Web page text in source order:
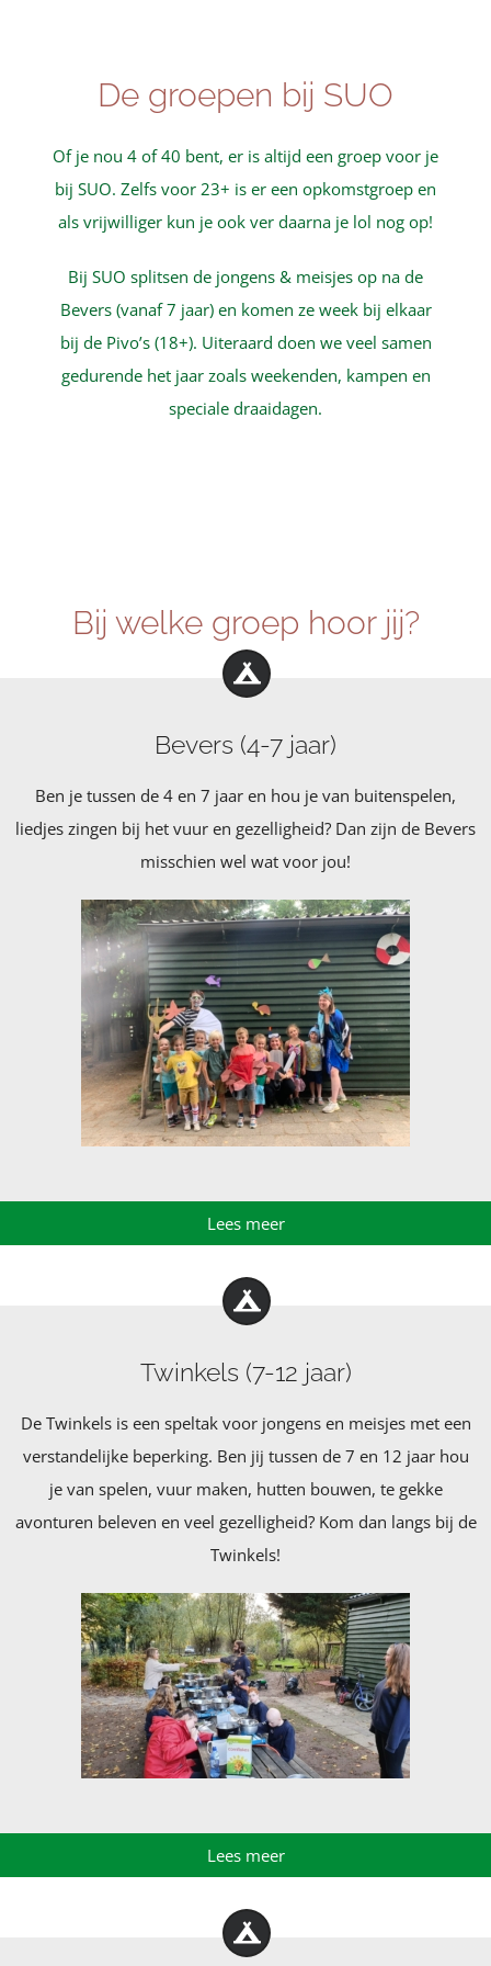
BestuurszakenDe groepen bij SUO
Of je nou 4 of 40 bent, er is altijd een groep voor je
bij SUO. Zelfs voor 23+ is er een opkomstgroep en
als vrijwilliger kun je ook ver daarna je lol nog op!
Bij SUO splitsen de jongens & meisjes op na de
Bevers (vanaf 7 jaar) en komen ze week bij elkaar
bij de Pivo’s (18+). Uiteraard doen we veel samen
gedurende het jaar zoals weekenden, kampen en
speciale draaidagen.
Bij welke groep hoor jij?
Bevers (4-7 jaar)
Ben je tussen de 4 en 7 jaar en hou je van buitenspelen,
liedjes zingen bij het vuur en gezelligheid? Dan zijn de Bevers
misschien wel wat voor jou!
Lees meer
Twinkels (7-12 jaar)
De Twinkels is een speltak voor jongens en meisjes met een
verstandelijke beperking. Ben jij tussen de 7 en 12 jaar hou
je van spelen, vuur maken, hutten bouwen, te gekke
avonturen beleven en veel gezelligheid? Kom dan langs bij de
Twinkels!
Lees meer